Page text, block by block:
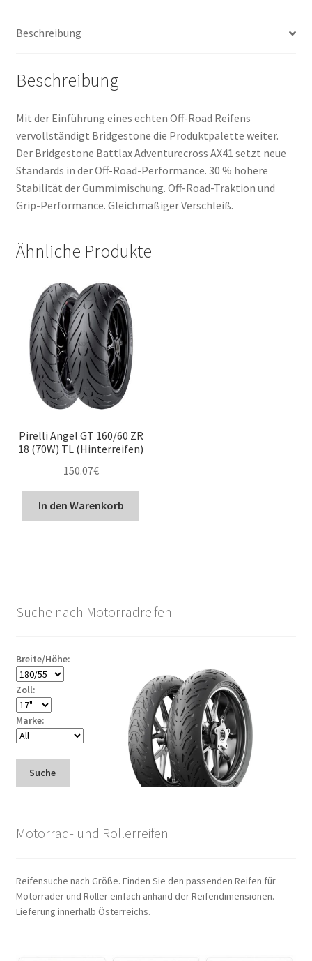
Beschreibung
Beschreibung
Mit der Einführung eines echten Off-Road Reifens
vervollständigt Bridgestone die Produktpalette weiter.
Der Bridgestone Battlax Adventurecross AX41 setzt neue
Standards in der Off-Road-Performance. 30 % höhere
Stabilität der Gummimischung. Off-Road-Traktion und
Grip-Performance. Gleichmäßiger Verschleiß.
Ähnliche Produkte
Pirelli Angel GT 160/60 ZR
18 (70W) TL (Hinterreifen)
150.07€
In den Warenkorb
Suche nach Motorradreifen
Breite/Höhe:
Zoll:
Marke:
Suche
Motorrad- und Rollerreifen
Reifensuche nach Größe. Finden Sie den passenden Reifen für
Motorräder und Roller einfach anhand der Reifendimensionen.
Lieferung innerhalb Österreichs.